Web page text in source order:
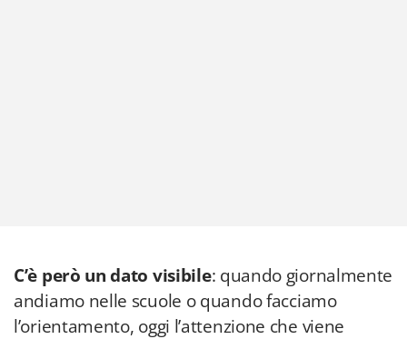
C’è però un dato visibile: quando giornalmente
andiamo nelle scuole o quando facciamo
l’orientamento, oggi l’attenzione che viene